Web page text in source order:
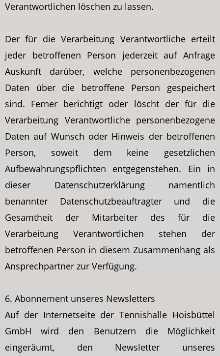
Verantwortlichen löschen zu lassen.
Der für die Verarbeitung Verantwortliche erteilt
jeder betroffenen Person jederzeit auf Anfrage
Auskunft darüber, welche personenbezogenen
Daten über die betroffene Person gespeichert
sind. Ferner berichtigt oder löscht der für die
Verarbeitung Verantwortliche personenbezogene
Daten auf Wunsch oder Hinweis der betroffenen
Person, soweit dem keine gesetzlichen
Aufbewahrungspflichten entgegenstehen. Ein in
dieser Datenschutzerklärung namentlich
benannter Datenschutzbeauftragter und die
Gesamtheit der Mitarbeiter des für die
Verarbeitung Verantwortlichen stehen der
betroffenen Person in diesem Zusammenhang als
Ansprechpartner zur Verfügung.
6. Abonnement unseres Newsletters
Auf der Internetseite der Tennishalle Hoisbüttel
GmbH wird den Benutzern die Möglichkeit
eingeräumt, den Newsletter unseres